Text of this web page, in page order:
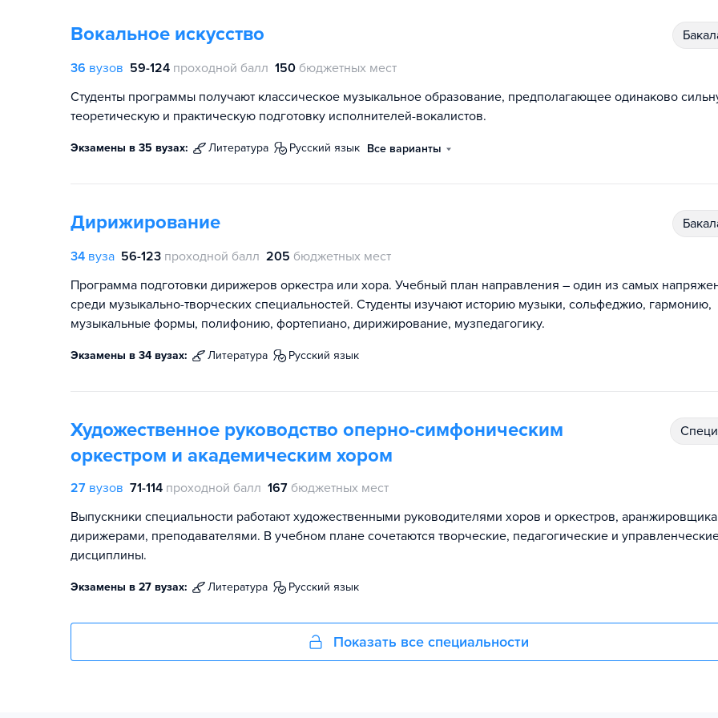
Вокальное искусство
36 вузов 59-124 проходной балл 150 бюджетных мест
Студенты программы получают классическое музыкальное образование, предполагающее одинаково
теоретическую и практическую подготовку исполнителей-вокалистов.
Экзамены в 35 вузах: литература русский язык Все варианты
Дирижирование
34 вуза 56-123 проходной балл 205 бюджетных мест
Программа подготовки дирижеров оркестра или хора. Учебный план направления – один из самых
среди музыкально-творческих специальностей. Студенты изучают историю музыки, сольфеджио, гармонию,
музыкальные формы, полифонию, фортепиано, дирижирование, музпедагогику.
Экзамены в 34 вузах: литература русский язык
Художественное руководство оперно-симфоническим
оркестром и академическим хором
27 вузов 71-114 проходной балл 167 бюджетных мест
Выпускники специальности работают художественными руководителями хоров и оркестров,
дирижерами, преподавателями. В учебном плане сочетаются творческие, педагогические и
дисциплины.
Экзамены в 27 вузах: литература русский язык
Показать все специальности